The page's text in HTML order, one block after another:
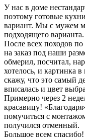
У нас в доме
поэтому готовые
вариант. Мы с мужем
подходящего варианта.
После всех походов
на заказ под наши
обмерил, посчитал,
хотелось, и картинка
скажу, что это самый
вписалась и цвет
Примерно через 2
красавицу!
помучиться с
получился отменный.
Большое всем